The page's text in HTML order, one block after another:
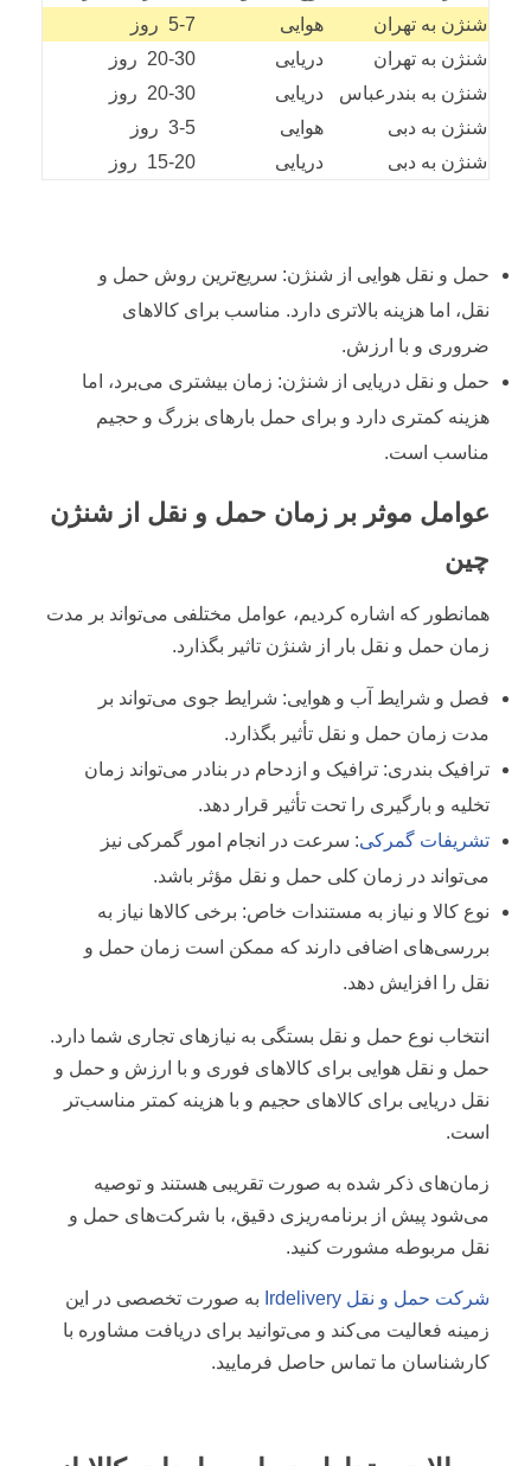
شنژن به تهران هوایی
5-7 روز
شنژن به تهران
دریایی
20-30 روز
شنژن به بندرعباس
دریایی
20-30 روز
شنژن به دبی
هوایی
3-5 روز
شنژن به دبی
دریایی 15-20 روز
حمل و نقل هوایی از شنژن: سریع‌ترین روش حمل و
نقل، اما هزینه بالاتری دارد. مناسب برای کالاهای
ضروری و با ارزش.
حمل و نقل دریایی از شنژن: زمان بیشتری می‌برد، اما
هزینه کمتری دارد و برای حمل بارهای بزرگ و حجیم
مناسب است.
عوامل موثر بر زمان حمل و نقل از شنژن
چین
همانطور که اشاره کردیم، عوامل مختلفی می‌تواند بر مدت
زمان حمل و نقل بار از شنژن تاثیر بگذارد.
فصل و شرایط آب و هوایی: شرایط جوی می‌تواند بر
مدت زمان حمل و نقل تأثیر بگذارد.
ترافیک بندری: ترافیک و ازدحام در بنادر می‌تواند زمان
تخلیه و بارگیری را تحت تأثیر قرار دهد.
تشریفات گمرکی: سرعت در انجام امور گمرکی نیز
می‌تواند در زمان کلی حمل و نقل مؤثر باشد.
نوع کالا و نیاز به مستندات خاص: برخی کالاها نیاز به
بررسی‌های اضافی دارند که ممکن است زمان حمل و
نقل را افزایش دهد.
انتخاب نوع حمل و نقل بستگی به نیازهای تجاری شما دارد.
حمل و نقل هوایی برای کالاهای فوری و با ارزش و حمل و
نقل دریایی برای کالاهای حجیم و با هزینه کمتر مناسب‌تر
است.
زمان‌های ذکر شده به صورت تقریبی هستند و توصیه
می‌شود پیش از برنامه‌ریزی دقیق، با شرکت‌های حمل و
نقل مربوطه مشورت کنید.
شرکت حمل و نقل Irdelivery
به صورت تخصصی در این
زمینه فعالیت می‌کند و می‌توانید برای دریافت مشاوره با
کارشناسان ما تماس حاصل فرمایید.